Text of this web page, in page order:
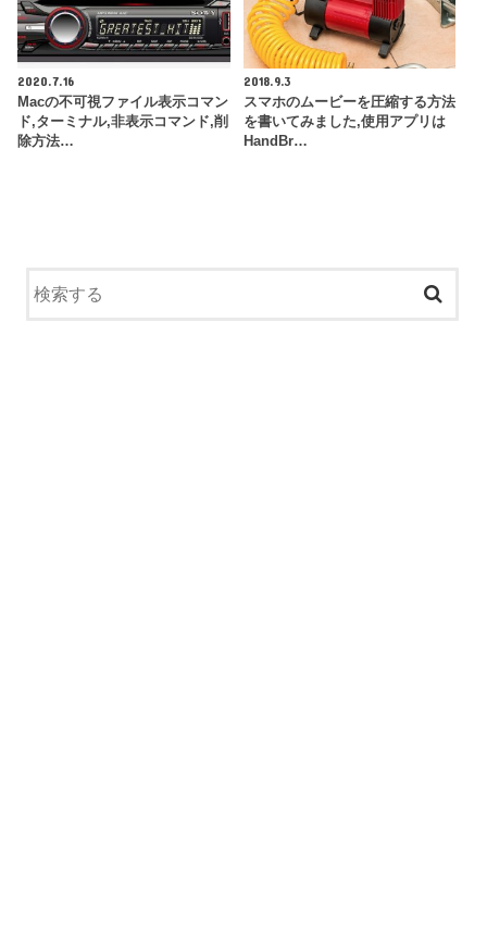
2020.7.16
Macの不可視ファイル表示コマン
ド,ターミナル,非表示コマンド,削
除方法…
2018.9.3
スマホのムービーを圧縮する方法
を書いてみました,使用アプリは
HandBr…